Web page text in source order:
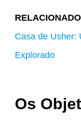
Casa de Usher:
Explorado
Os